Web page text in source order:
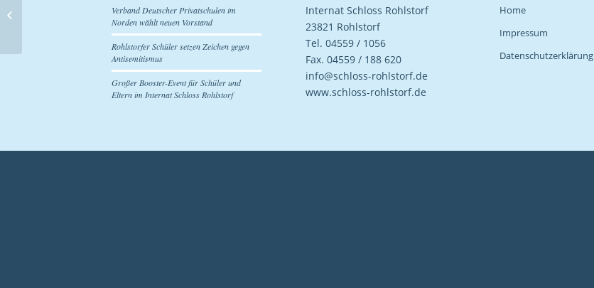
Verband Deutscher Privatschulen im
Norden wählt neuen Vorstand
Rohlstorfer Schüler setzen Zeichen gegen
Antisemitismus
Großer Booster-Event für Schüler und
Eltern im Internat Schloss Rohlstorf
Internat Schloss Rohlstorf
23821 Rohlstorf
Tel. 04559 / 1056
Fax. 04559 / 188 620
info@schloss-rohlstorf.de
www.schloss-rohlstorf.de
Home
Impressum
Datenschutzerklärung
Schüler im Hamburger